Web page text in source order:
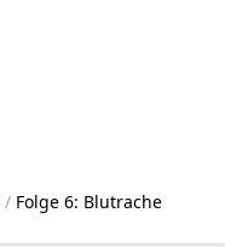
Folge 6: Blutrache